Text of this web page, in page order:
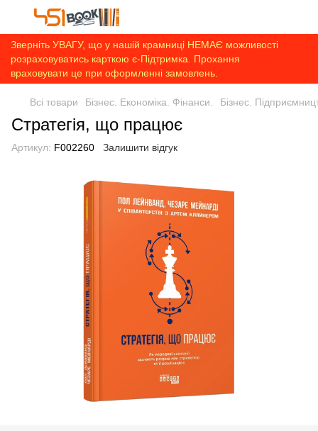
Зверніть УВАГУ, що у нашій крамниці НЕМАЄ можливості
розраховуватись карткою є-Підтримка. Прохання
враховувати це при оформленні замовлень.
Всі товари Бізнес. Економіка. Фінанси. Бізнес.
Стратегія, що працює
Артикул: F002260 Залишити відгук